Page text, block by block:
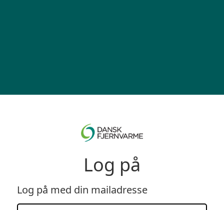
Log på
Log på med din mailadresse